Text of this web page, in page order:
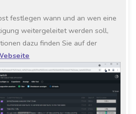
festlegen wann und an wen eine
weitergeleitet werden soll,
dazu finden Sie auf der